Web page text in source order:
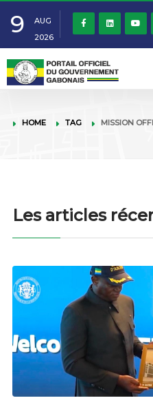
9
AUG
2026
HOME TAG MISSION
Les articles